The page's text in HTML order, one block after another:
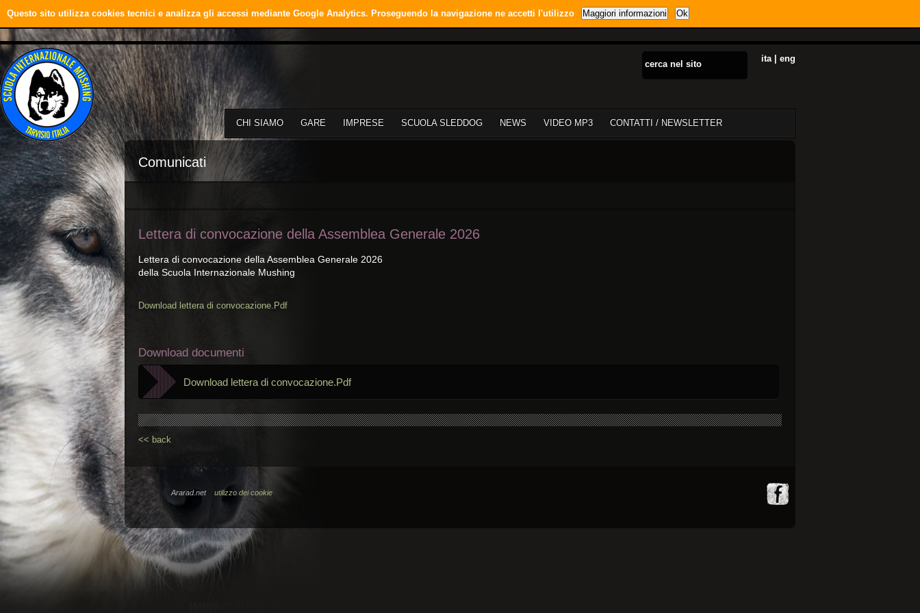
ita| eng
CHI SIAMO GARE IMPRESE SCUOLA SLEDDOG NEWS VIDEO MP3 CONTATTI / NEWSLETTER
Comunicati
Lettera di convocazione della Assemblea Generale 2026
Lettera di convocazione della Assemblea Generale 2026
della Scuola Internazionale Mushing
Download lettera di convocazione.Pdf
Download documenti
Download lettera di convocazione.Pdf
<< back
Ararad.net utilizzo dei cookie
Questo sito utilizza cookies tecnici e analizza gli accessi mediante Google Analytics. Proseguendo la navigazione ne accetti l'utilizzo Maggiori informazioni Ok